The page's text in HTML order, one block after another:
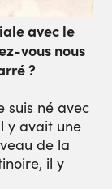
avec le
vous nous
?
suis né avec
y avait une
de la
il y